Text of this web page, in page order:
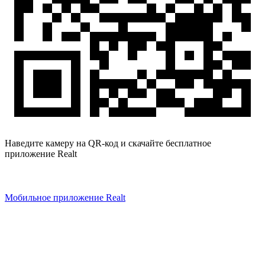
Наведите камеру на QR-код и скачайте бесплатное
приложение Realt
Мобильное приложение Realt